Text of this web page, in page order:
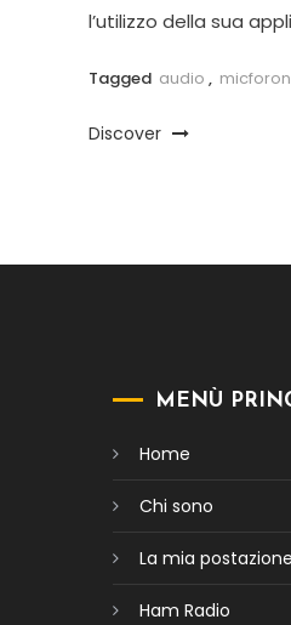
l’utilizzo della sua
Tagged audio ,
Discover
MENÙ
Home
Chi sono
La mia postazione
Ham Radio